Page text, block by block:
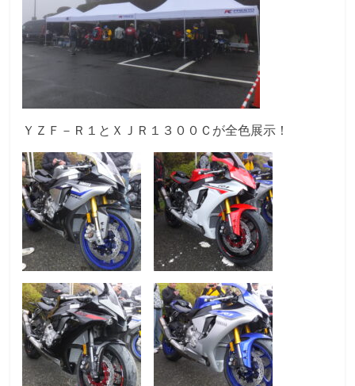
ＹＺＦ－Ｒ１とＸＪＲ１３００Ｃが全色展示！